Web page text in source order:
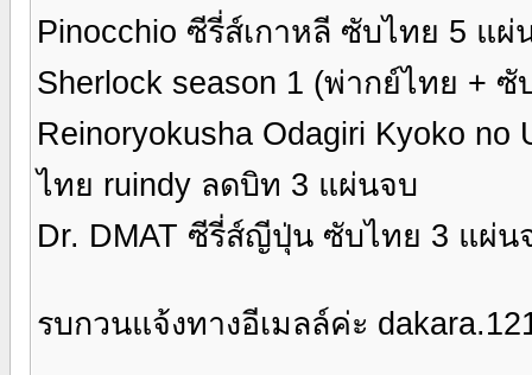
Pinocchio ซีรี่ส์เกาหลี ซับไทย 5 แผ่
Sherlock season 1 (พ่ากย์ไทย +
Reinoryokusha Odagiri Kyoko
ไทย ruindy ลดบิท 3 แผ่นจบ
Dr. DMAT ซีรี่ส์ญีปุ่น ซับไทย 3 แผ่น
รบกวนแจ้งทางอีเมลล์ค่ะ